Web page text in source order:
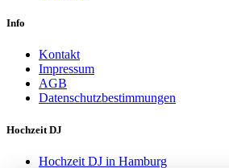
Info
Kontakt
Impressum
AGB
Datenschutzbestimmungen
Hochzeit DJ
Hochzeit DJ in Hamburg